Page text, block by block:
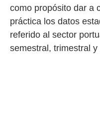
como propósito dar a
práctica los datos
referido al sector
semestral, trimestral y